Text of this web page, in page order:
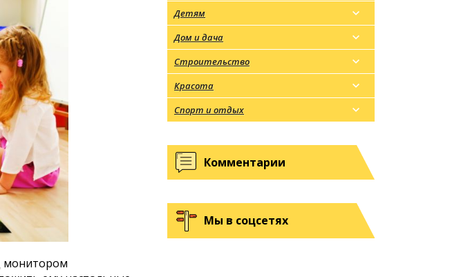
монитором
Детям
Дом и дача
Строительство
Красота
Спорт и отдых
Комментарии
Мы в соцсетях